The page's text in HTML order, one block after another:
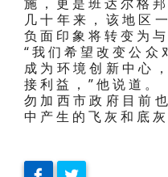
几十年来，该地区
负面印象将转变为
“我们希望改变公
成为环境创新中心
接利益，”他说道。
勿加西市政府目前
中产生的飞灰和底